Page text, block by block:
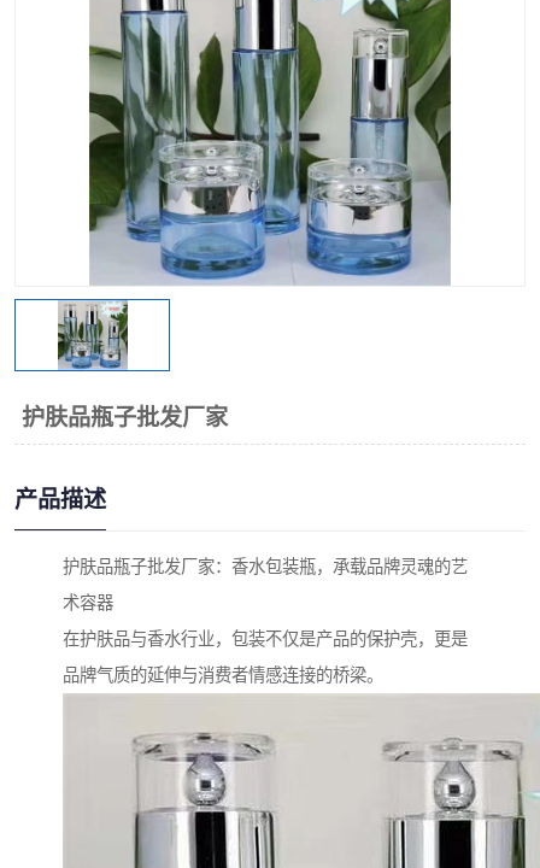
护肤品瓶子批发厂家
产品描述
护肤品瓶子批发厂家：香水包装瓶，承载品牌灵魂的艺
术容器
在护肤品与香水行业，包装不仅是产品的保护壳，更是
品牌气质的延伸与消费者情感连接的桥梁。